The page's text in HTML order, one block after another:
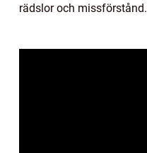
rädslor och missförstånd.